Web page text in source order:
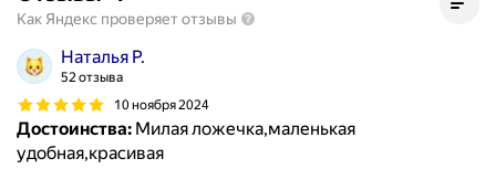
Как Яндекс проверяет отзывы
Наталья Р.
52 отзыва
10 ноября 2024
Достоинства: Милая ложечка,маленькая
удобная,красивая